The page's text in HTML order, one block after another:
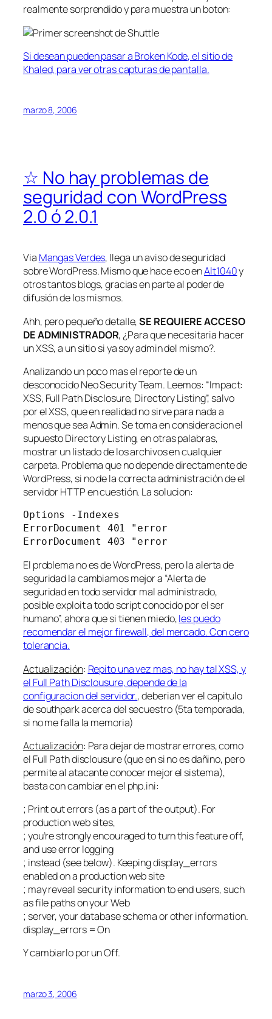
realmente sorprendido y para muestra un boton:
Si desean pueden pasar a Broken Kode, el sitio de
Khaled, para ver otras capturas de pantalla.
marzo 8, 2006
☆ No hay problemas de
seguridad con WordPress
2.0 ó 2.0.1
Via Mangas Verdes, llega un aviso de seguridad
sobre WordPress. Mismo que hace eco enAlt1040y
otros tantos blogs, gracias en parte al poder de
difusión de los mismos.
Ahh, pero pequeño detalle,SE REQUIERE ACCESO
DE ADMINISTRADOR, ¿Para que necesitaria hacer
un XSS, a un sitio si ya soy admin del mismo?.
Analizando un poco mas el reporte de un
desconocidoNeo Security Team. Leemos: “Impact:
XSS, Full Path Disclosure, Directory Listing”, salvo
por el XSS, que en realidad no sirve para nada a
menos que seaAdmin. Se toma en consideracion el
supuestoDirectory Listing, en otras palabras,
mostrar un listado de los archivos en cualquier
carpeta. Problema que no depende directamente de
WordPress, si no de la correcta administración de el
servidor HTTP en cuestión. La solucion:
Options -Indexes
ErrorDocument 401 "error
ErrorDocument 403 "error
El problema no es de WordPress, pero la alerta de
seguridad la cambiamos mejor a “Alerta de
seguridad en todo servidor mal administrado,
posible exploit a todo script conocido por el ser
humano”, ahora que si tienen miedo,les puedo
recomendar el mejor firewall, del mercado. Con cero
tolerancia.
Actualización: Repito una vez mas, no hay tal XSS, y
el Full Path Disclousure, depende de la
configuracion del servidor., deberian ver el capitulo
de southpark acerca del secuestro (5ta temporada,
si no me falla la memoria)
Actualización: Para dejar de mostrar errores, como
el Full Path disclousure (que en si no es dañino, pero
permite al atacante conocer mejor el sistema),
basta con cambiar en el php.ini:
; Print out errors (as a part of the output). For
production web sites,
; you’re strongly encouraged to turn this feature off,
and use error logging
; instead (see below). Keeping display_errors
enabled on a production web site
; may reveal security information to end users, such
as file paths on your Web
; server, your database schema or other information.
display_errors = On
Y cambiarlo por un Off.
marzo 3, 2006